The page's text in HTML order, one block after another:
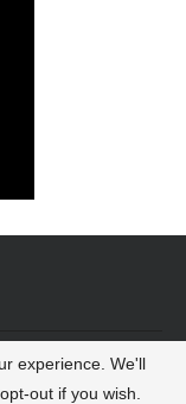
Reserved
experience. We'll
out if you wish.